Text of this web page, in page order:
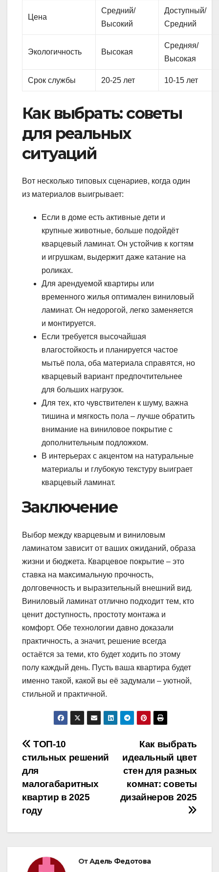
Цена
Средний/
Высокий
Доступный/
Средний
Экологичность Высокая
Средняя/
Высокая
Срок службы 20-25 лет 10-15 лет
Как выбрать: советы
для реальных
ситуаций
Вот несколько типовых сценариев, когда один
из материалов выигрывает:
Если в доме есть активные дети и
крупные животные, больше подойдёт
кварцевый ламинат. Он устойчив к когтям
и игрушкам, выдержит даже катание на
роликах.
Для арендуемой квартиры или
временного жилья оптимален виниловый
ламинат. Он недорогой, легко заменяется
и монтируется.
Если требуется высочайшая
влагостойкость и планируется частое
мытьё пола, оба материала справятся, но
кварцевый вариант предпочтительнее
для больших нагрузок.
Для тех, кто чувствителен к шуму, важна
тишина и мягкость пола – лучше обратить
внимание на виниловое покрытие с
дополнительным подложком.
В интерьерах с акцентом на натуральные
материалы и глубокую текстуру выиграет
кварцевый ламинат.
Заключение
Выбор между кварцевым и виниловым
ламинатом зависит от ваших ожиданий, образа
жизни и бюджета. Кварцевое покрытие – это
ставка на максимальную прочность,
долговечность и выразительный внешний вид.
Виниловый ламинат отлично подходит тем, кто
ценит доступность, простоту монтажа и
комфорт. Обе технологии давно доказали
практичность, а значит, решение всегда
остаётся за теми, кто будет ходить по этому
полу каждый день. Пусть ваша квартира будет
именно такой, какой вы её задумали – уютной,
стильной и практичной.
Навигация
по
записям
Как выбрать
идеальный цвет
стен для разных
комнат: советы
дизайнеров 2025
ТОП-10
стильных решений
для
малогабаритных
квартир в 2025
году
ОтАдель Федотова